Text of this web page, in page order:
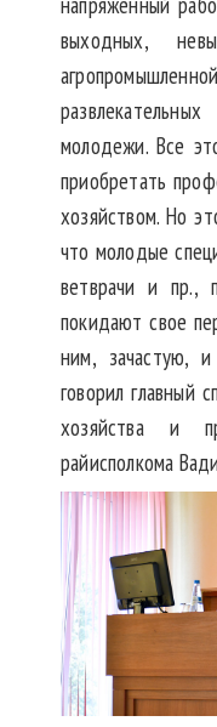
выходных,
молодежи. Все
приобретать
хозяйством. Но
что молодые
ветврачи и пр.,
покидают свое
ним, зачастую,
говорил главный
хозяйства и
райисполкома